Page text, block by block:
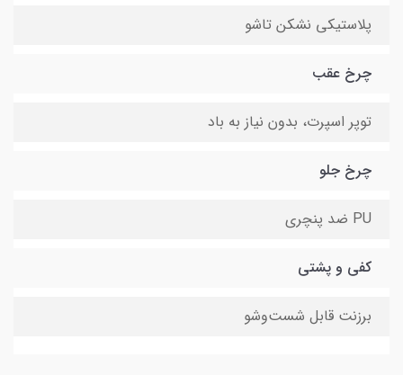
پلاستیکی نشکن تاشو
چرخ عقب
توپر اسپرت، بدون نیاز به باد
چرخ جلو
PU ضد پنچری
کفی و پشتی
برزنت قابل شست‌وشو